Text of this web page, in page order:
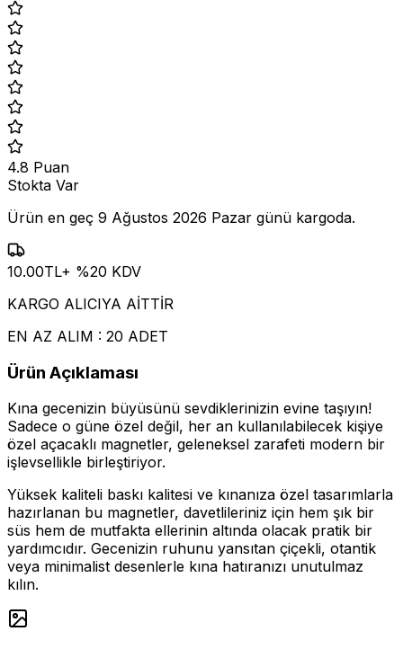
4.8 Puan
Stokta Var
Ürün en geç 9 Ağustos 2026 Pazar günü kargoda.
10.00TL+ %20 KDV
KARGO ALICIYA AİTTİR
EN AZ ALIM : 20 ADET
Ürün Açıklaması
Kına gecenizin büyüsünü sevdiklerinizin evine taşıyın!
Sadece o güne özel değil, her an kullanılabilecek kişiye
özel açacaklı magnetler, geleneksel zarafeti modern bir
işlevsellikle birleştiriyor.
Yüksek kaliteli baskı kalitesi ve kınanıza özel tasarımlarla
hazırlanan bu magnetler, davetlileriniz için hem şık bir
süs hem de mutfakta ellerinin altında olacak pratik bir
yardımcıdır. Gecenizin ruhunu yansıtan çiçekli, otantik
veya minimalist desenlerle kına hatıranızı unutulmaz
kılın.